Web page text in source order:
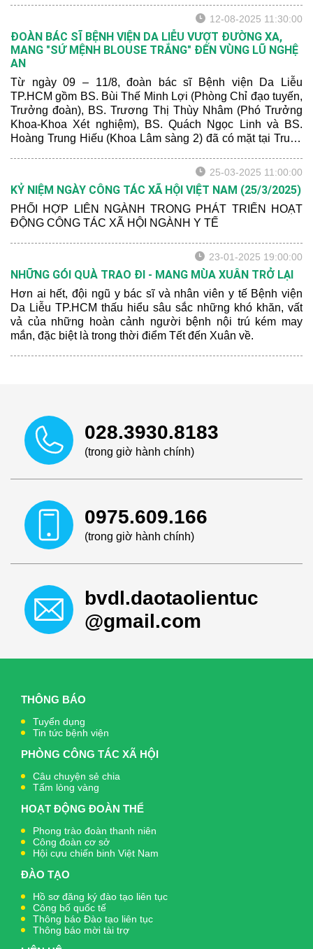
12-08-2025 11:30:00
ĐOÀN BÁC SĨ BỆNH VIỆN DA LIỄU VƯỢT ĐƯỜNG XA,
MANG "SỨ MỆNH BLOUSE TRẮNG" ĐẾN VÙNG LŨ NGHỆ
AN
Từ ngày 09 – 11/8, đoàn bác sĩ Bệnh viện Da Liễu
TP.HCM gồm BS. Bùi Thế Minh Lợi (Phòng Chỉ đạo tuyến,
Trưởng đoàn), BS. Trương Thị Thùy Nhâm (Phó Trưởng
Khoa-Khoa Xét nghiệm), BS. Quách Ngọc Linh và BS.
Hoàng Trung Hiếu (Khoa Lâm sàng 2) đã có mặt tại Trung
An). Đoàn phối hợp cùng ngành Y tế TP.HCM khám, chữa
bệnh, cấp phát thuốc miễn phí và tặng quà cho hơn 700
người dân chịu ảnh hưởng nặng nề sau bão lũ.
25-03-2025 11:00:00
KỶ NIỆM NGÀY CÔNG TÁC XÃ HỘI VIỆT NAM (25/3/2025)
PHỐI HỢP LIÊN NGÀNH TRONG PHÁT TRIỂN HOẠT
ĐỘNG CÔNG TÁC XÃ HỘI NGÀNH Y TẾ
23-01-2025 19:00:00
NHỮNG GÓI QUÀ TRAO ĐI - MANG MÙA XUÂN TRỞ LẠI
Hơn ai hết, đội ngũ y bác sĩ và nhân viên y tế Bệnh viện
Da Liễu TP.HCM thấu hiểu sâu sắc những khó khăn, vất
vả của những hoàn cảnh người bệnh nội trú kém may
mắn, đặc biệt là trong thời điểm Tết đến Xuân về.
028.3930.8183
(trong giờ hành chính)
0975.609.166
(trong giờ hành chính)
bvdl.daotaolientuc
@gmail.com
THÔNG BÁO
Tuyển dụng
Tin tức bệnh viện
PHÒNG CÔNG TÁC XÃ HỘI
Câu chuyện sẻ chia
Tấm lòng vàng
HOẠT ĐỘNG ĐOÀN THỂ
Phong trào đoàn thanh niên
Công đoàn cơ sở
Hội cựu chiến binh Việt Nam
ĐÀO TẠO
Hồ sơ đăng ký đào tạo liên tục
Công bố quốc tế
Thông báo Đào tạo liên tục
Thông báo mời tài trợ